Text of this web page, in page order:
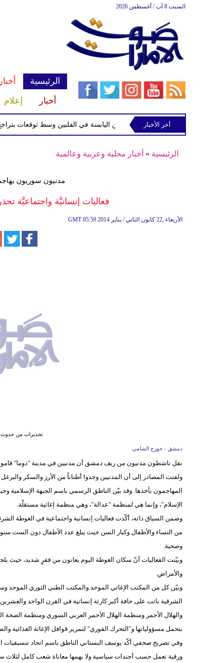
السبت 8 آب / أغسطس 2026
الرئيسية
أخبار
إعلام
الاستوائية "مايماي" تقترب من اليابسة في الفلبين وسط توقعات بتراجع قوتها
أخر الأخبار
الرئيسية » أخبار محلية وعربية وعالمية
مدنيون سوريون
فعاليات إنسانيَّة واجتماعيَّة
GMT 05:59 2014 الأربعاء ,22 كانون الثاني / يناير
تحذيرات من حدوث
دمشق - جورج الشامي
نقل ناشطون مدنيون من ريف دمشق أن مدنيين في مدينة "دوما" قاموا
ولفتت المصادر إلى أن المدنيين وجدوا أطناناً من الأرز والسكر
المهاجمون بأخذها. وقد بيّن الناطق الرسمي باسم الجبهة الإسلامية
الإسلام"، وإنما هي لمنظمة "عدالة"، وهي منظمة إغاثية مستقلّة.
وضمن السياق ذاته، أكّدت فعاليات إنسانية واجتماعية في الغوطة
وصحية.
وبيّنت الفعاليات أنّ سكان الغوطة اليوم يعانون من فقرٍ شديد، حيث
والأمراض.
وبيّن كل من المكتب الإغاثي الموحد والمكتب الطبي الثوري الموحد
الشرقية باتت على حافة أكبر كارثة إنسانية في القرن الواحد
والهلال الأحمر ومنظمة الهلال الأحمر العربي السوري ومنظمة الصحة
بتحمل مسؤولياتها و"التحرك الفوري" لتمرير قوافل الإغاثة الغذائية
وفي تصريح صحفي أكّد يوسف البستاني الناطق باسم اتحاد تنسيقيات
ورقية تعمل حسب أجندات سياسية ولا يهمها معاناة شعب كامل لثلاث